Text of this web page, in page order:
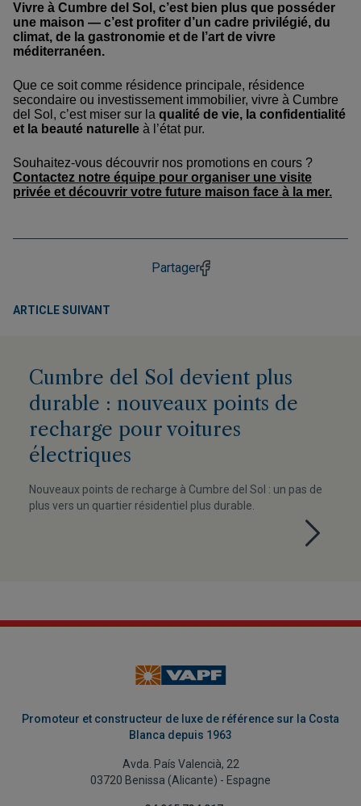
Vivre à Cumbre del Sol, c’est bien plus que posséder
une maison — c’est profiter d’un cadre privilégié, du
climat, de la gastronomie et de l’art de vivre
méditerranéen.
Que ce soit comme résidence principale, résidence
secondaire ou investissement immobilier, vivre à Cumbre
del Sol, c’est miser sur la qualité de vie, la confidentialité
et la beauté naturelle à l’état pur.
Souhaitez-vous découvrir nos promotions en cours ?
Contactez notre équipe pour organiser une visite
privée et découvrir votre future maison face à la mer.
Partager
ARTICLE SUIVANT
Cumbre del Sol devient plus
durable : nouveaux points de
recharge pour voitures
électriques
Nouveaux points de recharge à Cumbre del Sol : un pas de
plus vers un quartier résidentiel plus durable.
Promoteur et constructeur de luxe de référence sur la Costa
Blanca depuis 1963
Avda. País Valencià, 22
03720 Benissa (Alicante) - Espagne